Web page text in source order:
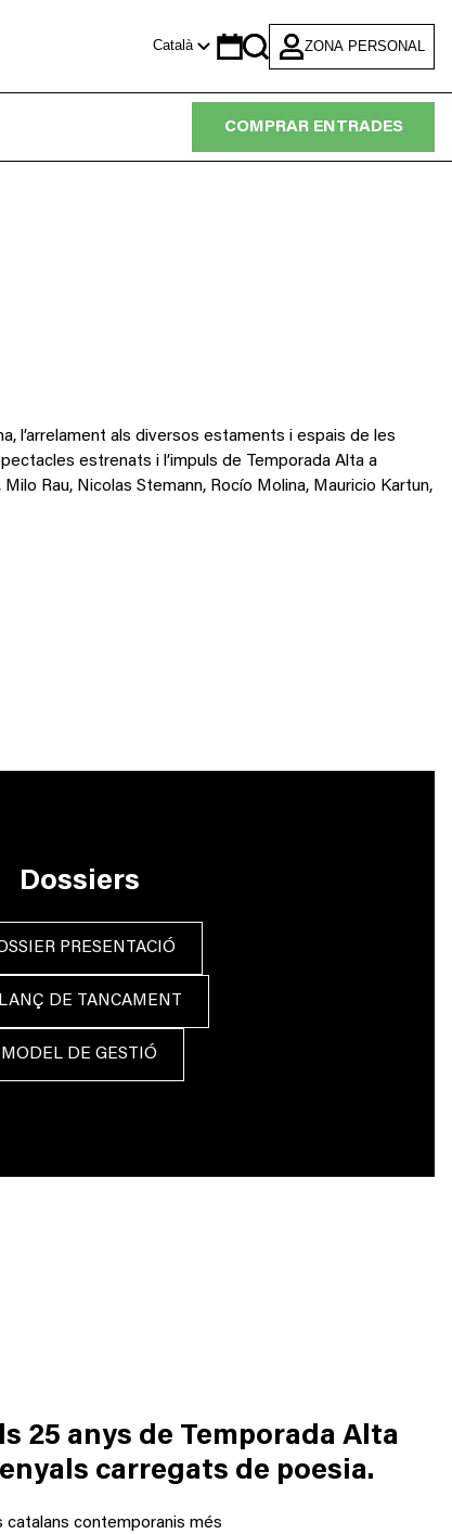
Català
Calendar
Search
ZONA PERSONAL
COMPRAR ENTRADES
l’arrelament als diversos estaments i espais de les
estrenats i l’impuls de Temporada Alta a
Rau, Nicolas Stemann, Rocío Molina, Mauricio Kartun,
Dossiers
PRESENTACIÓ
DE TANCAMENT
MODEL DE GESTIÓ
25 anys de Temporada Alta
carregats de poesia.
catalans contemporanis més